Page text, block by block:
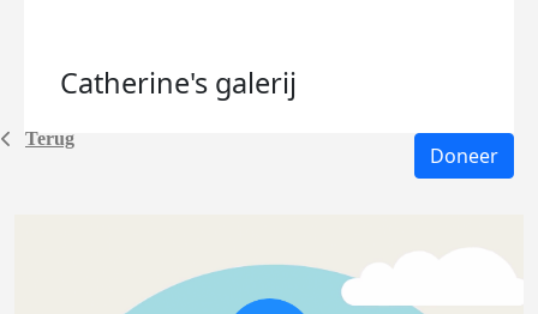
Terug
Catherine's galerij
Doneer